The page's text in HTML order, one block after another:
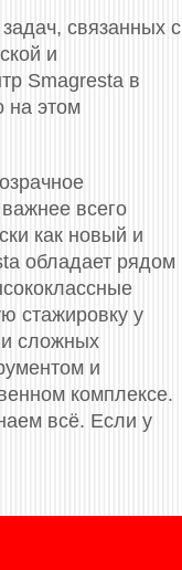
связанных с
и
Smagresta в
на этом
всего
как новый и
обладает рядом
стажировку у
сложных
и
комплексе.
всё. Если у